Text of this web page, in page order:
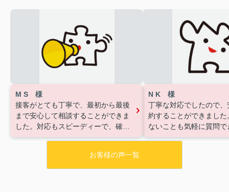
M S 様
接客がとても丁寧で、最初から最後
まで安心して相談することができま
した。対応もスピーディーで、確認
事項への回答も早く、不安に感じる
些細なことでも気軽に質問しやす
く、分からないことを丁寧に説明し
N K 様
丁寧な対応でしたので、
約することができました
ないことも気軽に質問
とても助かりました。
お客様の声一覧